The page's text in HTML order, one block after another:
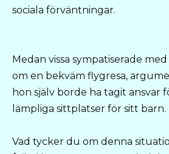
sociala förväntningar.
Medan vissa sympatiserade
om en bekväm flygresa,
hon själv borde ha tagit ansvar
lämpliga sittplatser för sitt barn.
Vad tycker du om denna